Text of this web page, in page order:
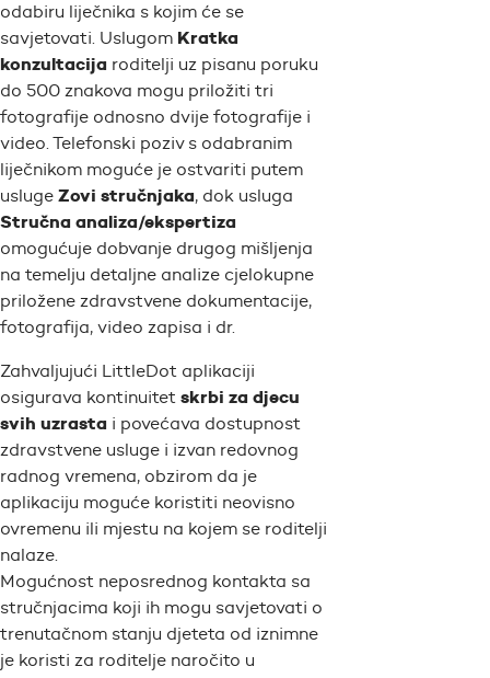
odabiru liječnika s kojim će se
savjetovati. Uslugom Kratka
konzultacija roditelji uz pisanu poruku
do 500 znakova mogu priložiti tri
fotografije odnosno dvije fotografije i
video. Telefonski poziv s odabranim
liječnikom moguće je ostvariti putem
usluge Zovi stručnjaka, dok usluga
Stručna analiza/ekspertiza
omogućuje dobvanje drugog mišljenja
na temelju detaljne analize cjelokupne
priložene zdravstvene dokumentacije,
fotografija, video zapisa i dr.
Zahvaljujući LittleDot aplikaciji
osigurava kontinuitet skrbi za djecu
svih uzrasta i povećava dostupnost
zdravstvene usluge i izvan redovnog
radnog vremena, obzirom da je
aplikaciju moguće koristiti neovisno
ovremenu ili mjestu na kojem se roditelji
nalaze.
Mogućnost neposrednog kontakta sa
stručnjacima koji ih mogu savjetovati o
trenutačnom stanju djeteta od iznimne
je koristi za roditelje naročito u